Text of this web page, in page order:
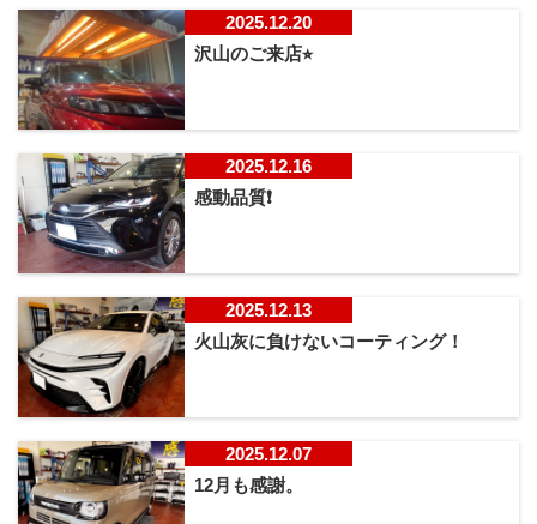
2025.12.20
沢山のご来店⭐︎
2025.12.16
感動品質❗
2025.12.13
火山灰に負けないコーティング！
2025.12.07
12月も感謝。